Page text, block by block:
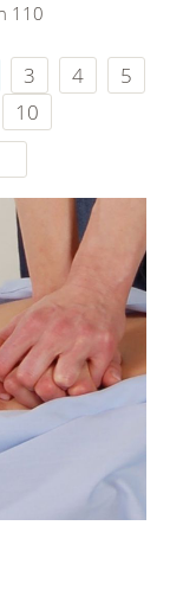
110
3 4
5
10